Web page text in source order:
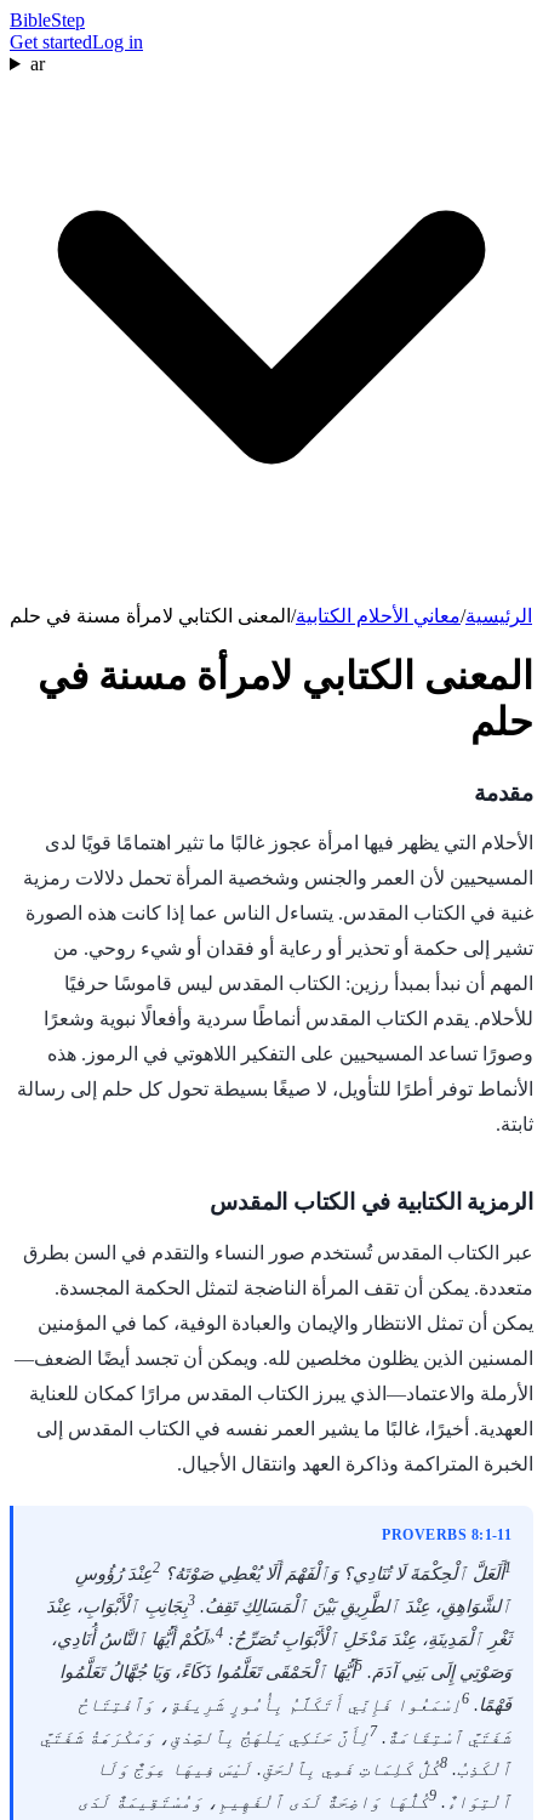
BibleStep
Get startedLog in
ar
الرئيسية/معاني الأحلام الكتابية/ المعنى الكتابي لامرأة مسنة في حلم
المعنى الكتابي لامرأة مسنة في
حلم
مقدمة
الأحلام التي يظهر فيها امرأة عجوز غالبًا ما تثير اهتمامًا قويًا لدى
المسيحيين لأن العمر والجنس وشخصية المرأة تحمل دلالات رمزية
غنية في الكتاب المقدس. يتساءل الناس عما إذا كانت هذه الصورة
تشير إلى حكمة أو تحذير أو رعاية أو فقدان أو شيء روحي. من
المهم أن نبدأ بمبدأ رزين: الكتاب المقدس ليس قاموسًا حرفيًا
للأحلام. يقدم الكتاب المقدس أنماطًا سردية وأفعالًا نبوية وشعرًا
وصورًا تساعد المسيحيين على التفكير اللاهوتي في الرموز. هذه
الأنماط توفر أطرًا للتأويل، لا صيغًا بسيطة تحول كل حلم إلى رسالة
ثابتة.
الرمزية الكتابية في الكتاب المقدس
عبر الكتاب المقدس تُستخدم صور النساء والتقدم في السن بطرق
متعددة. يمكن أن تقف المرأة الناضجة لتمثل الحكمة المجسدة.
يمكن أن تمثل الانتظار والإيمان والعبادة الوفية، كما في المؤمنين
المسنين الذين يظلون مخلصين لله. ويمكن أن تجسد أيضًا الضعف—
الأرملة والاعتماد—الذي يبرز الكتاب المقدس مرارًا كمكان للعناية
العهدية. أخيرًا، غالبًا ما يشير العمر نفسه في الكتاب المقدس إلى
الخبرة المتراكمة وذاكرة العهد وانتقال الأجيال.
PROVERBS 8:1-11
1أَلَعَلَّ ٱلْحِكْمَةَ لَا تُنَادِي؟ وَٱلْفَهْمَ أَلَا يُعْطِي صَوْتَهُ؟ 2عِنْدَ رُؤُوسِ
ٱلشَّوَاهِقِ، عِنْدَ ٱلطَّرِيقِ بَيْنَ ٱلْمَسَالِكِ تَقِفُ. 3بِجَانِبِ ٱلْأَبْوَابِ، عِنْدَ
ثَغْرِ ٱلْمَدِينَةِ، عِنْدَ مَدْخَلِ ٱلْأَبْوَابِ تُصَرِّحُ: 4«لَكُمْ أَيُّهَا ٱلنَّاسُ أُنَادِي،
وَصَوْتِي إِلَى بَنِي آدَمَ. 5أَيُّهَا ٱلْحَمْقَى تَعَلَّمُوا ذَكَاءً، وَيَا جُهَّالُ تَعَلَّمُوا
فَهْمًا. 6اِسْمَعُوا فَإِنِّي أَتَكَلَّمُ بِأُمُورٍ شَرِيفَةٍ، وَٱفْتِتَاحُ
شَفَتَيَّ ٱسْتِقَامَةٌ. 7لِأَنَّ حَنَكِي يَلْهَجُ بِٱلصِّدْقِ، وَمَكْرَهَةُ شَفَتَيَّ
ٱلْكَذِبُ. 8كُلُّ كَلِمَاتِ فَمِي بِٱلْحَقِّ. لَيْسَ فِيهَا عِوَجٌ وَلَا
ٱلْتِوَاءٌ. 9كُلُّهَا وَاضِحَةٌ لَدَى ٱلْفَهِيمِ، وَمُسْتَقِيمَةٌ لَدَى